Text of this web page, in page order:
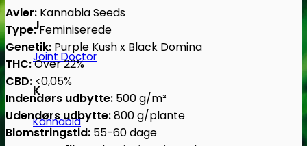
J
Joint Doctor
K
Kannabia
Avler: Kannabia Seeds
Type:Feminiserede
Genetik: Purple Kush x Black Domina
THC:Over 22%
CBD: <0,05%
Indendørs udbytte: 500 g/m²
Udendørs udbytte:800 g/plante
Blomstringstid: 55-60 dage